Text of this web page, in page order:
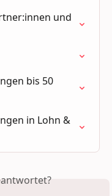
und
bis 50
in Lohn &